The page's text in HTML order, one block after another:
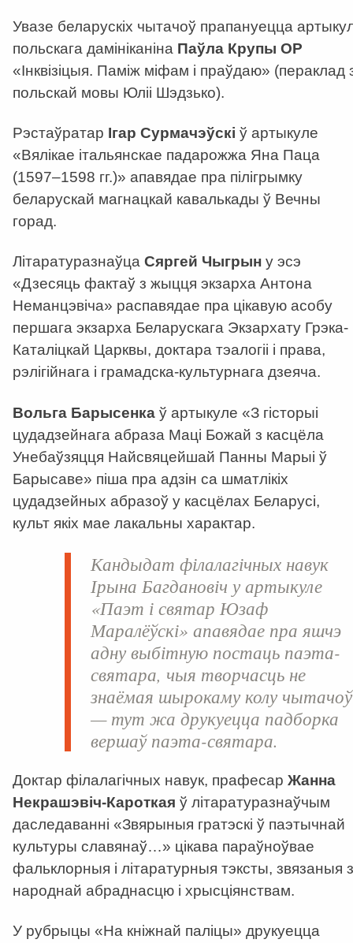
Увазе беларускіх чытачоў прапануецца
польскага дамініканіна Паўла Крупы ОР
«Інквізіцыя. Паміж міфам і праўдаю» (пераклад
польскай мовы Юліі Шэдзько).
Рэстаўратар Ігар Сурмачэўскі ў артыкуле
«Вялікае італьянскае падарожжа Яна Паца
(1597–1598 гг.)» апавядае пра пілігрымку
беларускай магнацкай кавалькады ў Вечны
горад.
Літаратуразнаўца Сяргей Чыгрын у эсэ
«Дзесяць фактаў з жыцця экзарха Антона
Неманцэвіча» распавядае пра цікавую асобу
першага экзарха Беларускага Экзархату Грэка-
Каталіцкай Царквы, доктара тэалогіі і права,
рэлігійнага і грамадска-культурнага дзеяча.
Вольга Барысенка ў артыкуле «З гісторыі
цудадзейнага абраза Маці Божай з касцёла
Унебаўзяцця Найсвяцейшай Панны Марыі ў
Барысаве» піша пра адзін са шматлікіх
цудадзейных абразоў у касцёлах Беларусі,
культ якіх мае лакальны характар.
Кандыдат філалагічных навук
Ірына Багдановіч у артыкуле
«Паэт і святар Юзаф
Маралёўскі» апавядае пра яшчэ
адну выбітную постаць паэта-
святара, чыя творчасць не
знаёмая шырокаму колу чытачоў
— тут жа друкуецца падборка
вершаў паэта-святара.
Доктар філалагічных навук, прафесар Жанна
Некрашэвіч-Кароткая ў літаратуразнаўчым
даследаванні «Звярыныя гратэскі ў паэтычнай
культуры славянаў…» цікава параўноўвае
фальклорныя і літаратурныя тэксты, звязаныя з
народнай абраднасцю і хрысціянствам.
У рубрыцы «На кніжнай паліцы» друкуецца